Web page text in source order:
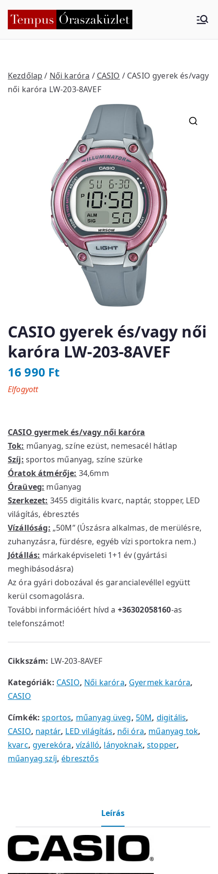
Tempus
küzlet
Kezdőlap / Női karóra / CASIO / CASIO gyerek és/vagy
női karóra LW-203-8AVEF
CASIO gyerek és/vagy női
karóra LW-203-8AVEF
16 990 Ft
CASIO gyermek és/vagy női karóra
Tok: műanyag, színe ezüst, nemesacél hátlap
Szíj: sportos műanyag, színe szürke
Óratok átmérője: 34,6mm
Óraüveg: műanyag
Szerkezet: 3455 digitális kvarc, naptár, stopper, LED
világítás, ébresztés
Vízállóság: „50M” (Úszásra alkalmas, de merülésre,
zuhanyzásra, fürdésre, egyéb vízi sportokra nem.)
Jótállás: márkaképviseleti 1+1 év (gyártási
meghibásodásra)
Az óra gyári dobozával és garancialevéllel együtt
kerül csomagolásra.
További információért hívd a +36302058160-as
telefonszámot!
Elfogyott
Cikkszám: LW-203-8AVEF
Kategóriák: CASIO, Női karóra, Gyermek karóra,
CASIO
Címkék:sportos, műanyag üveg, 50M, digitális,
CASIO, naptár, LED világítás, női óra, műanyag tok,
kvarc,gyerekóra, vízálló, lányoknak,stopper,
műanyag szíj,ébresztős
Leírás